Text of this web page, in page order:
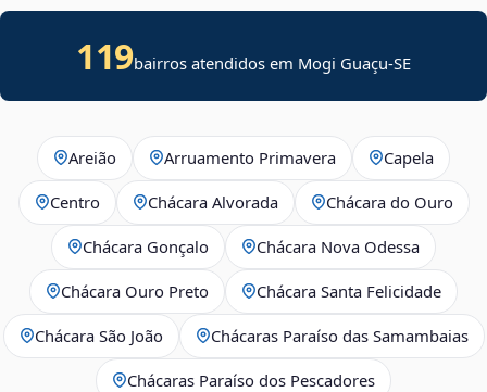
119bairros atendidos em Mogi Guaçu-SE
Areião Arruamento Primavera Capela
Centro Chácara Alvorada Chácara do Ouro
Chácara Gonçalo Chácara Nova Odessa
Chácara Ouro Preto Chácara Santa Felicidade
Chácara São João Chácaras Paraíso das Samambaias
Chácaras Paraíso dos Pescadores